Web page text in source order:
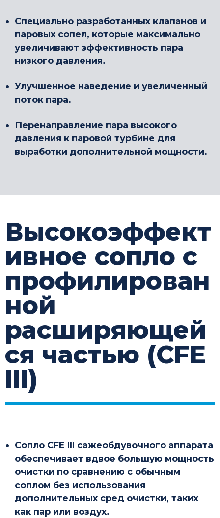
Специально разработанных клапанов и
паровых сопел, которые максимально
увеличивают эффективность пара
низкого давления.
Улучшенное наведение и увеличенный
поток пара.
Перенаправление пара высокого
давления к паровой турбине для
выработки дополнительной мощности.
Высокоэффект
ивное сопло с
профилирован
ной
расширяющей
ся частью (CFE
III)
Сопло CFE III сажеобдувочного аппарата
обеспечивает вдвое большую мощность
очистки по сравнению с обычным
соплом без использования
дополнительных сред очистки, таких
как пар или воздух.